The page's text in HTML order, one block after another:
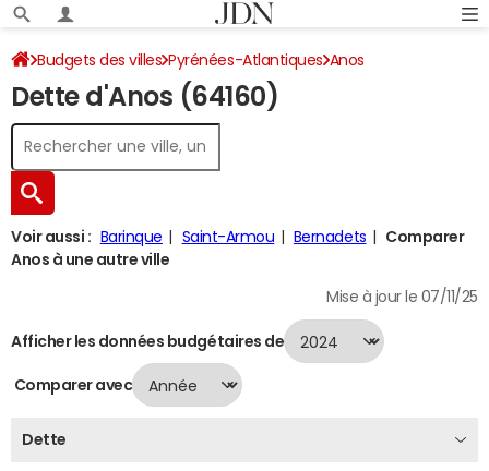
Budgets des villes Pyrénées-Atlantiques Anos
Dette au 31/12/2024
Dette d'Anos (64160)
Voir aussi : Barinque Saint-Armou Bernadets
Comparer
Anos à une autre ville
Mise à jour le 07/11/25
Afficher les données budgétaires de
Comparer avec
Dette